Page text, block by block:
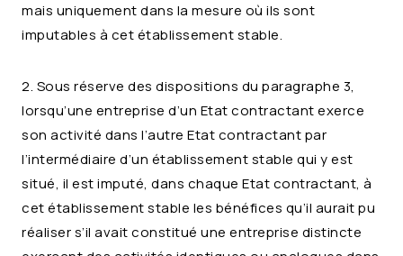
mais uniquement dans la mesure où ils sont
imputables à cet établissement stable.
2. Sous réserve des dispositions du paragraphe 3,
lorsqu’une entreprise d’un Etat contractant exerce
son activité dans l’autre Etat contractant par
l’intermédiaire d’un établissement stable qui y est
situé, il est imputé, dans chaque Etat contractant, à
cet établissement stable les bénéfices qu’il aurait pu
réaliser s’il avait constitué une entreprise distincte